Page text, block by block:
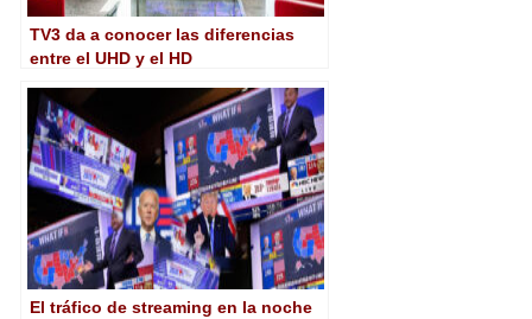
TV3 da a conocer las diferencias
entre el UHD y el HD
El tráfico de streaming en la noche